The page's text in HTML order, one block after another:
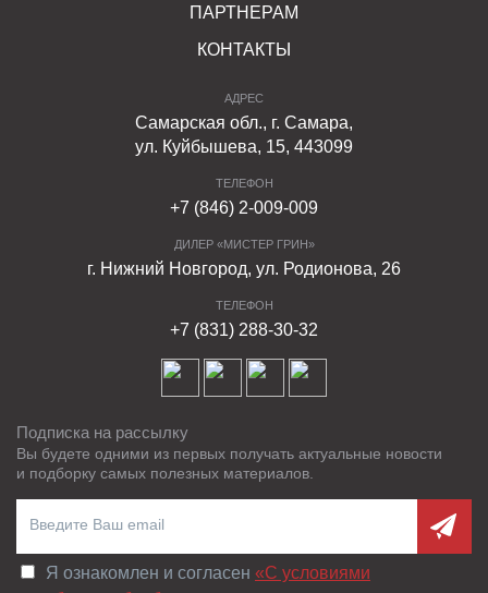
ПАРТНЕРАМ
КОНТАКТЫ
АДРЕС
Самарская обл., г. Самара,
ул. Куйбышева, 15, 443099
ТЕЛЕФОН
+7 (846) 2-009-009
ДИЛЕР «МИСТЕР ГРИН»
г. Нижний Новгород, ул. Родионова, 26
ТЕЛЕФОН
+7 (831) 288-30-32
Подписка на рассылку
Вы будете одними из первых получать актуальные новости
и подборку самых полезных материалов.
Я ознакомлен и согласен «C условиями